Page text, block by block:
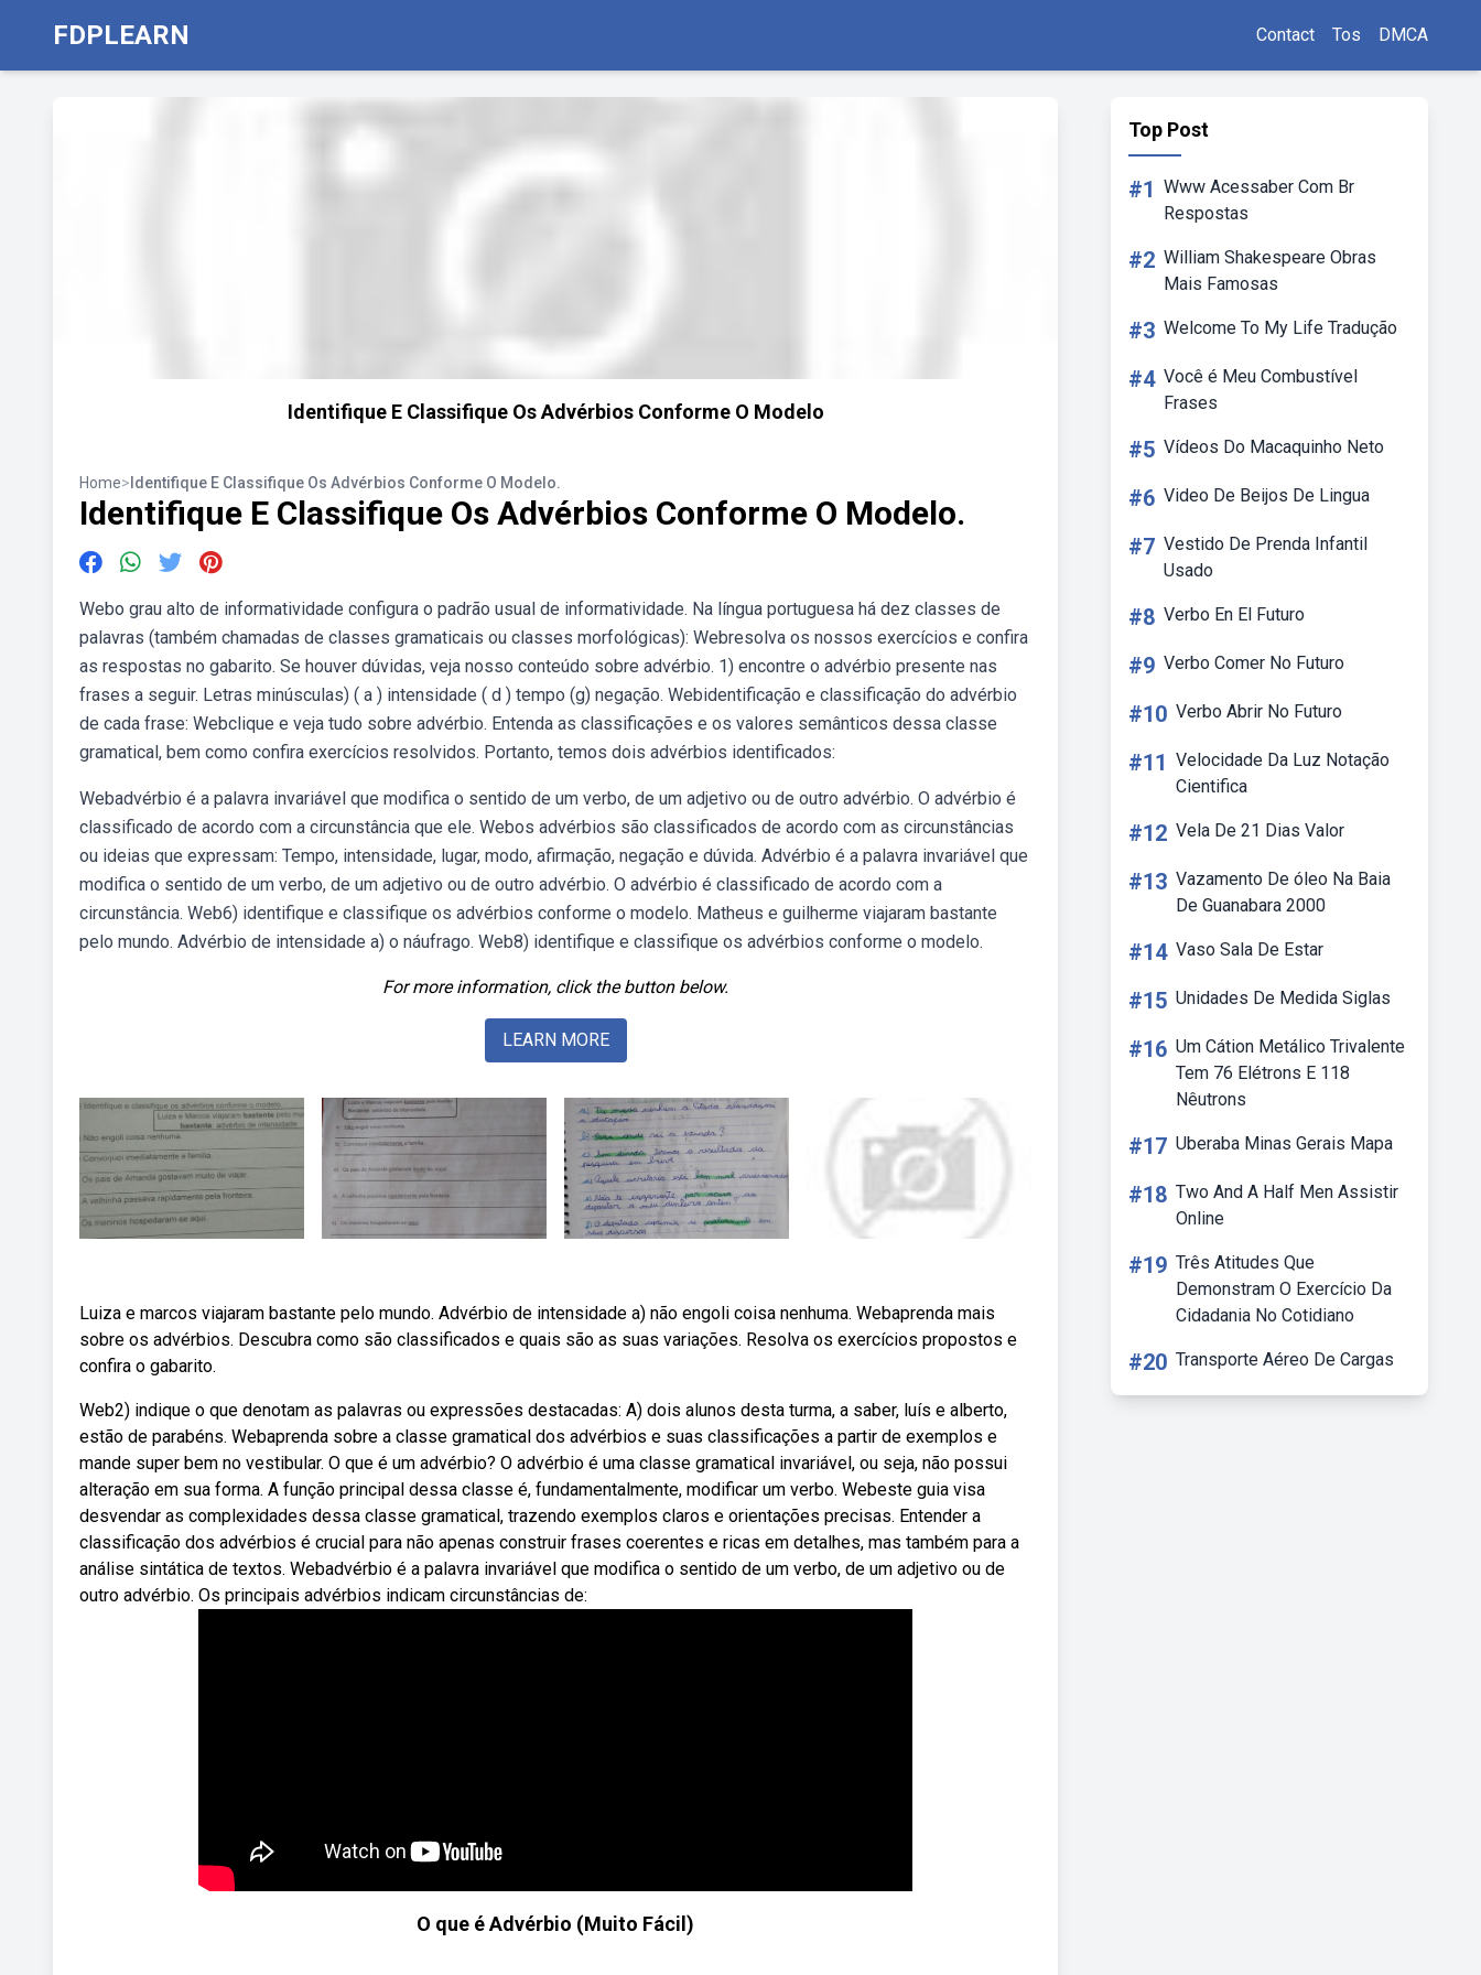
FDPLEARN Contact Tos DMCA
Identifique E Classifique Os Advérbios Conforme O Modelo
Home> Identifique E Classifique Os Advérbios Conforme O Modelo.
Identifique E Classifique Os Advérbios Conforme O Modelo.
Webo grau alto de informatividade configura o padrão usual de informatividade. Na língua portuguesa há dez classes de
palavras (também chamadas de classes gramaticais ou classes morfológicas): Webresolva os nossos exercícios e confira
as respostas no gabarito. Se houver dúvidas, veja nosso conteúdo sobre advérbio. 1) encontre o advérbio presente nas
frases a seguir. Letras minúsculas) ( a ) intensidade ( d ) tempo (g) negação. Webidentificação e classificação do advérbio
de cada frase: Webclique e veja tudo sobre advérbio. Entenda as classificações e os valores semânticos dessa classe
gramatical, bem como confira exercícios resolvidos. Portanto, temos dois advérbios identificados:
Webadvérbio é a palavra invariável que modifica o sentido de um verbo, de um adjetivo ou de outro advérbio. O advérbio é
classificado de acordo com a circunstância que ele. Webos advérbios são classificados de acordo com as circunstâncias
ou ideias que expressam: Tempo, intensidade, lugar, modo, afirmação, negação e dúvida. Advérbio é a palavra invariável que
modifica o sentido de um verbo, de um adjetivo ou de outro advérbio. O advérbio é classificado de acordo com a
circunstância. Web6) identifique e classifique os advérbios conforme o modelo. Matheus e guilherme viajaram bastante
pelo mundo. Advérbio de intensidade a) o náufrago. Web8) identifique e classifique os advérbios conforme o modelo.
For more information, click the button below.
LEARN MORE
Luiza e marcos viajaram bastante pelo mundo. Advérbio de intensidade a) não engoli coisa nenhuma. Webaprenda mais
sobre os advérbios. Descubra como são classificados e quais são as suas variações. Resolva os exercícios propostos e
confira o gabarito.
Web2) indique o que denotam as palavras ou expressões destacadas: A) dois alunos desta turma, a saber, luís e alberto,
estão de parabéns. Webaprenda sobre a classe gramatical dos advérbios e suas classificações a partir de exemplos e
mande super bem no vestibular. O que é um advérbio? O advérbio é uma classe gramatical invariável, ou seja, não possui
alteração em sua forma. A função principal dessa classe é, fundamentalmente, modificar um verbo. Webeste guia visa
desvendar as complexidades dessa classe gramatical, trazendo exemplos claros e orientações precisas. Entender a
classificação dos advérbios é crucial para não apenas construir frases coerentes e ricas em detalhes, mas também para a
análise sintática de textos. Webadvérbio é a palavra invariável que modifica o sentido de um verbo, de um adjetivo ou de
outro advérbio. Os principais advérbios indicam circunstâncias de:
O que é Advérbio (Muito Fácil)
Top Post
#1 Www Acessaber Com Br
Respostas
#2 William Shakespeare Obras
Mais Famosas
#3 Welcome To My Life Tradução
#4 Você é Meu Combustível
Frases
#5 Vídeos Do Macaquinho Neto
#6 Video De Beijos De Lingua
#7 Vestido De Prenda Infantil
Usado
#8 Verbo En El Futuro
#9 Verbo Comer No Futuro
#10 Verbo Abrir No Futuro
#11 Velocidade Da Luz Notação
Cientifica
#12 Vela De 21 Dias Valor
#13 Vazamento De óleo Na Baia
De Guanabara 2000
#14 Vaso Sala De Estar
#15 Unidades De Medida Siglas
#16 Um Cátion Metálico Trivalente
Tem 76 Elétrons E 118
Nêutrons
#17 Uberaba Minas Gerais Mapa
#18 Two And A Half Men Assistir
Online
#19 Três Atitudes Que
Demonstram O Exercício Da
Cidadania No Cotidiano
#20 Transporte Aéreo De Cargas